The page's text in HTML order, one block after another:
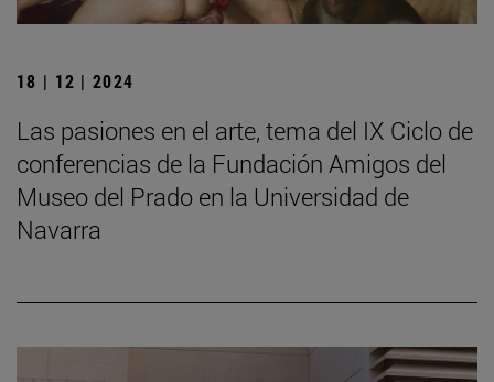
18 | 12 | 2024
Las pasiones en el arte, tema del IX Ciclo de
conferencias de la Fundación Amigos del
Museo del Prado en la Universidad de
Navarra